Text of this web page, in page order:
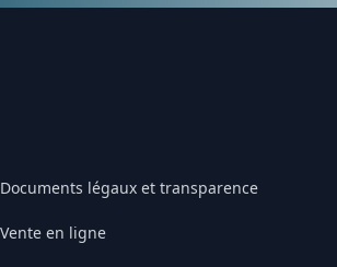
Documents légaux et transparence
Vente en ligne